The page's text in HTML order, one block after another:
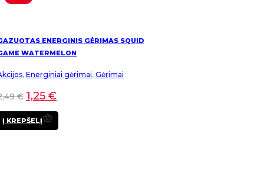
ENERGINIS GĖRIMAS SQUID
WATERMELON
, Energiniai gėrimai, Gėrimai
€ 1,25 €
Į KREPŠELĮ